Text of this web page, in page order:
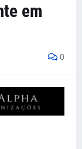
em
0